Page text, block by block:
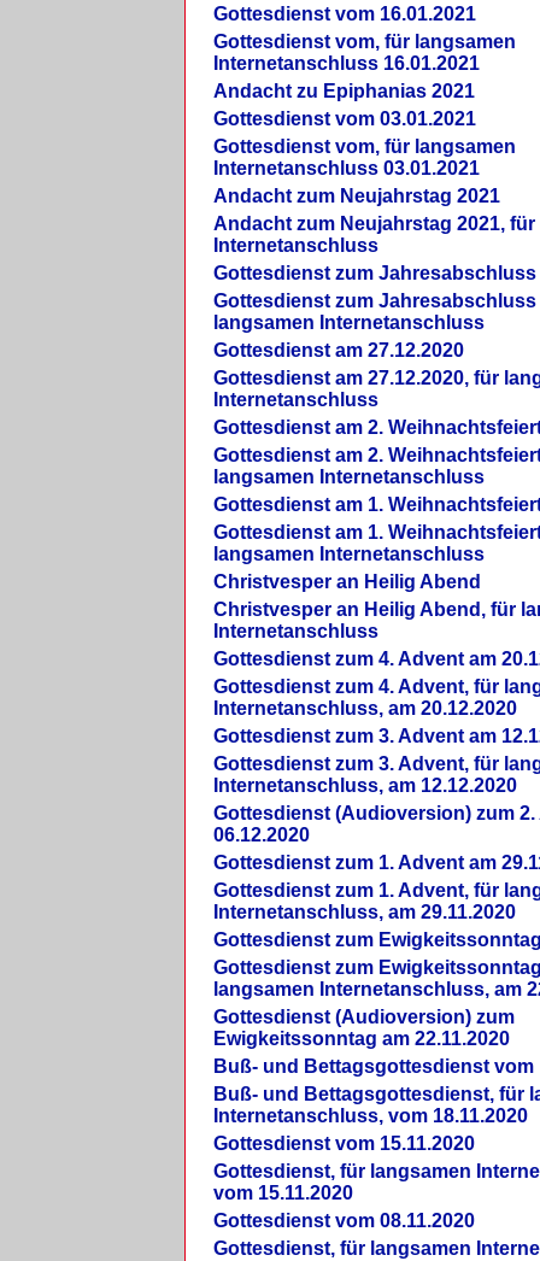
Gottesdienst vom 16.01.2021
Gottesdienst vom, für langsamen
Internetanschluss 16.01.2021
Andacht zu Epiphanias 2021
Gottesdienst vom 03.01.2021
Gottesdienst vom, für langsamen
Internetanschluss 03.01.2021
Andacht zum Neujahrstag 2021
Andacht zum Neujahrstag 2021,
Internetanschluss
Gottesdienst zum Jahresabschluss
Gottesdienst zum Jahresabschluss
langsamen Internetanschluss
Gottesdienst am 27.12.2020
Gottesdienst am 27.12.2020, für
Internetanschluss
Gottesdienst am 2.
Gottesdienst am 2.
langsamen Internetanschluss
Gottesdienst am 1.
Gottesdienst am 1.
langsamen Internetanschluss
Christvesper an Heilig Abend
Christvesper an Heilig Abend, für
Internetanschluss
Gottesdienst zum 4. Advent am
Gottesdienst zum 4. Advent, für
Internetanschluss, am 20.12.2020
Gottesdienst zum 3. Advent am
Gottesdienst zum 3. Advent, für
Internetanschluss, am 12.12.2020
Gottesdienst (Audioversion) zum 2.
06.12.2020
Gottesdienst zum 1. Advent am
Gottesdienst zum 1. Advent, für
Internetanschluss, am 29.11.2020
Gottesdienst zum
Gottesdienst zum
langsamen Internetanschluss, am
Gottesdienst (Audioversion) zum
Ewigkeitssonntag am 22.11.2020
Buß- und Bettagsgottesdienst vom
Buß- und Bettagsgottesdienst, für
Internetanschluss, vom 18.11.2020
Gottesdienst vom 15.11.2020
Gottesdienst, für langsamen
vom 15.11.2020
Gottesdienst vom 08.11.2020
Gottesdienst, für langsamen